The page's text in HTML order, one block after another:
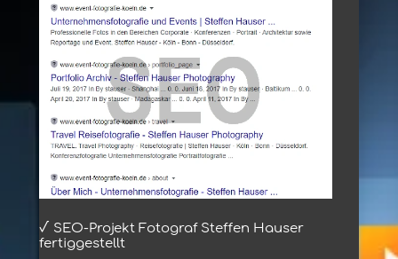
√ SEO-Projekt Fotograf Steffen Hauser
fertiggestellt